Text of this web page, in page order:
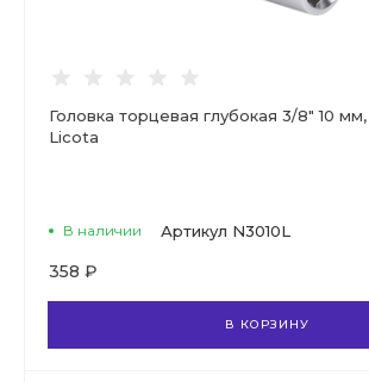
Головка торцевая глубокая 3/8" 10 мм,
Licota
В наличии Артикул N3010L
358 ₽
В КОРЗИНУ